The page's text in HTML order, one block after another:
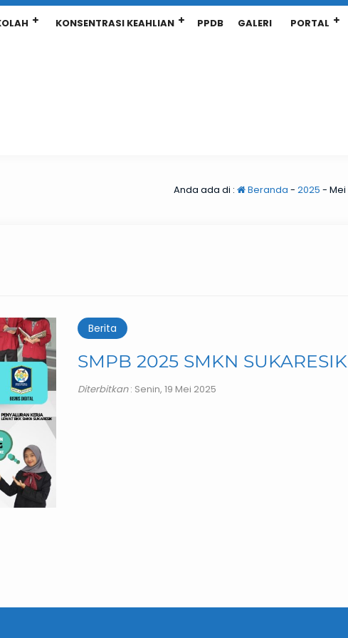
KONSENTRASI KEAHLIAN PPDB GALERI PORTAL
Anda ada di : Beranda - 2025 - Mei
Berita
SMPB 2025 SMKN SUKARESIK
Diterbitkan: Senin, 19 Mei 2025